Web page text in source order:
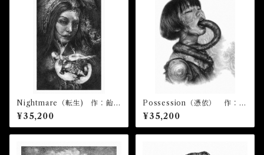
Nightmare（転生) 作：飴屋
晶貴
¥35,200
Possession（憑依） 作：飴
屋晶貴
¥35,200